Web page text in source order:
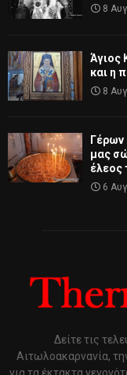
8
Άγιος
και η
8
Γέρων
μας
έλεος
6
Δείτε τις
Αιτωλοακαρνανία,
για τα έκτακτα